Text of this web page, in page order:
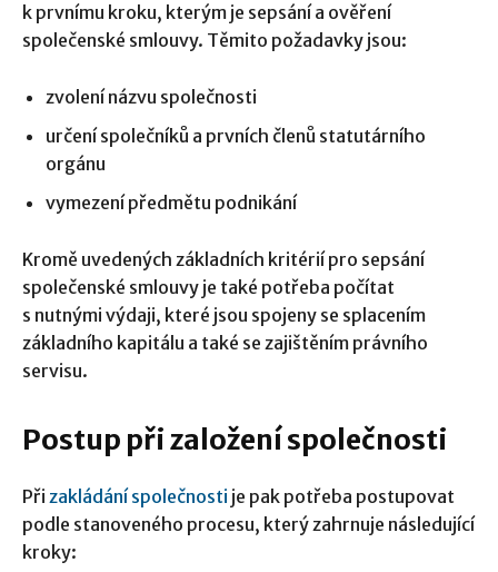
k prvnímu kroku, kterým je sepsání a ověření
společenské smlouvy. Těmito požadavky jsou:
zvolení názvu společnosti
určení společníků a prvních členů statutárního
orgánu
vymezení předmětu podnikání
Kromě uvedených základních kritérií pro sepsání
společenské smlouvy je také potřeba počítat
s nutnými výdaji, které jsou spojeny se splacením
základního kapitálu a také se zajištěním právního
servisu.
Postup při založení společnosti
Při zakládání společnosti je pak potřeba postupovat
podle stanoveného procesu, který zahrnuje následující
kroky: